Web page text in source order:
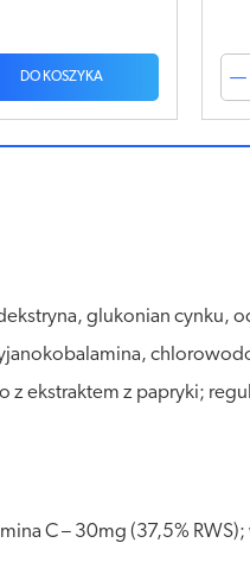
DO KOSZYKA
glukonian cynku,
ekstraktem z papryki;
C – 30mg (37,5%